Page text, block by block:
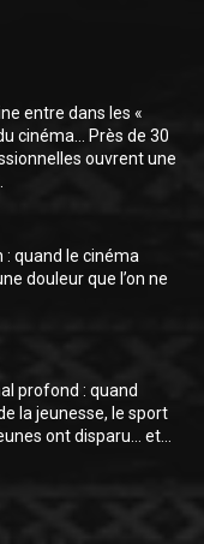
entre dans les «
cinéma… Près de 30
ouvrent une
: quand le cinéma
douleur que l’on ne
profond : quand
la jeunesse, le sport
ont disparu… et...